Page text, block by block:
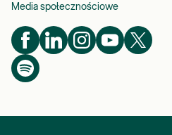
Media społecznościowe